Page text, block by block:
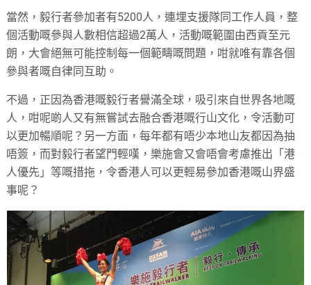
當然，毅行者參加者有5200人，連埋支援隊同工作人員，整
個活動嘅參與人數相信超過2萬人，活動嘅範圍由西貢至元
朗，大會絕無可能控制每一個範疇嘅問題，咁就唯有靠各個
參與者嘅自律同互助。
不過，正因為香港嘅毅行者譽滿全球，吸引來自世界各地嘅
人，咁呢啲人又有無嘗試去融合香港嘅行山文化，令活動可
以更加暢順呢？另一方面，每年都有唔少本地山友都因為抽
唔簽，而對毅行者望門輕嘆，樂施會又會唔會考慮推出「港
人優先」等嘅措拖，令香港人可以更輕易參加香港嘅山界盛
事呢？